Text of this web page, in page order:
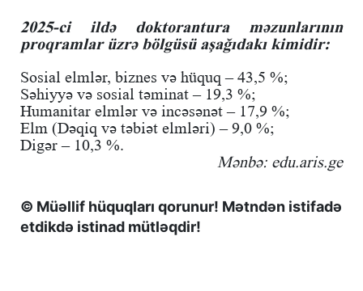
2025-ci ildə doktorantura məzunlarının
proqramlar üzrə bölgüsü aşağıdakı kimidir:
Sosial elmlər, biznes və hüquq – 43,5 %;
Səhiyyə və sosial təminat – 19,3 %;
Humanitar elmlər və incəsənət – 17,9 %;
Elm (Dəqiq və təbiət elmləri) – 9,0 %;
Digər – 10,3 %.
Mənbə: edu.aris.ge
© Müəllif hüquqları qorunur! Mətndən istifadə
etdikdə istinad mütləqdir!